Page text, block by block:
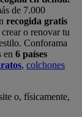
de 7.000
recogida gratis
o renovar tu
Conforama
en 6 países
, colchones
o, físicamente,